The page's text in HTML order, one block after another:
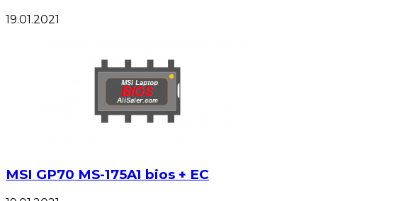
19.01.2021
MSI GP70 MS-175A1 bios + EC